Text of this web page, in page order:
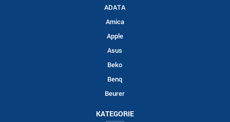
ADATA
Amica
Apple
Asus
Beko
Benq
Beurer
KATEGORIE